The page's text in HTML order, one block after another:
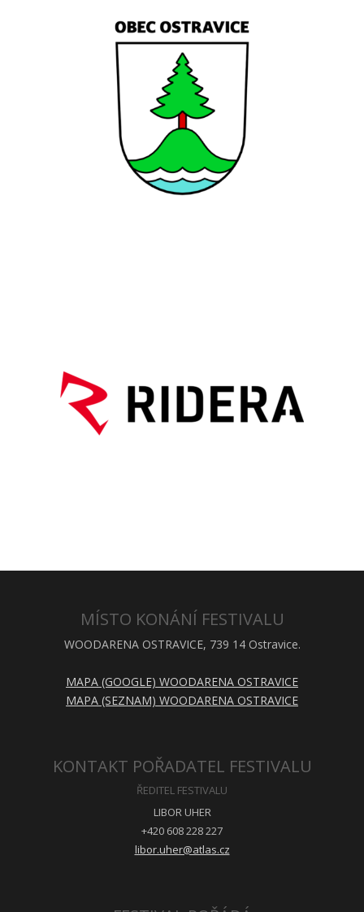
MÍSTO KONÁNÍ FESTIVALU
WOODARENA OSTRAVICE, 739 14 Ostravice.
MAPA (GOOGLE) WOODARENA OSTRAVICE
MAPA (SEZNAM) WOODARENA OSTRAVICE
KONTAKT POŘADATEL FESTIVALU
ŘEDITEL FESTIVALU
LIBOR UHER
+420 608 228 227
libor.uher@atlas.cz